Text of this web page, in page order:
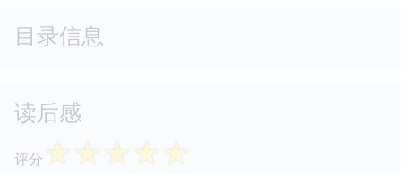
目录信息
读后感
评分 ☆☆☆☆☆